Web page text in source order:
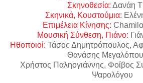
Σκηνοθεσία: Δανάη
Σκηνικά, Κουστούμια:
Επιμέλεια Κίνησης:
Μουσική Σύνθεση, Πιάνο:
Ηθοποιοί: Τάσος Δημητρόπουλος,
Θανάσης
Χρήστος Παληογιάννης, Φοίβος
Ψαρολόγου